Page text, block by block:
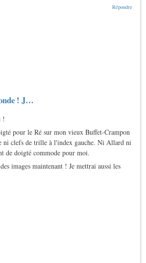
Répondre
! J…
!
pour le Ré sur mon vieux Buffet-Crampon
ni clefs de trille à l'index gauche. Ni Allard ni
de doigté commode pour moi.
images maintenant ! Je mettrai aussi les